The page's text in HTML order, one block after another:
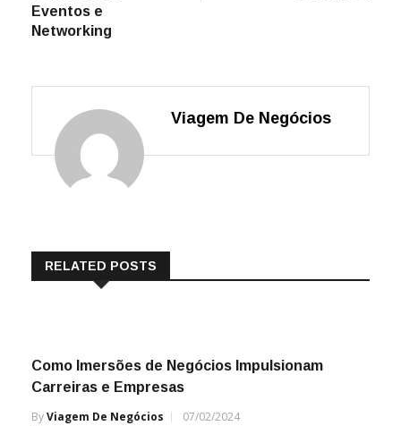
Eventos e
Networking
Viagem De Negócios
RELATED POSTS
Como Imersões de Negócios Impulsionam
Carreiras e Empresas
ByViagem De Negócios 07/02/2024